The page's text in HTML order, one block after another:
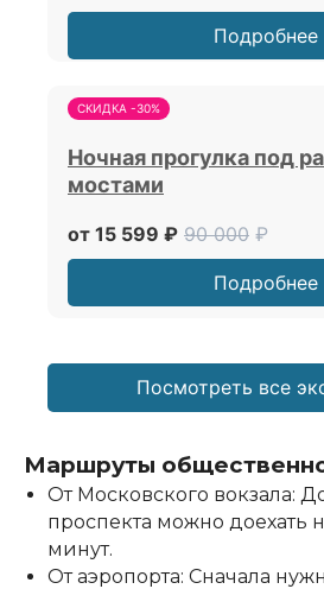
Подробнее
СКИДКА -30%
Ночная прогулка под
мостами
от 15 599 ₽ 90 000 ₽
Подробнее
Посмотреть все
Маршруты
От Московского вокзала:
проспекта можно доехать
минут.
От аэропорта: Сначала